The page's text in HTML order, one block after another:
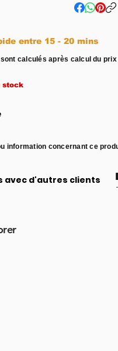
Livraison rapide entre 15 - 20 mins
calculés après calcul du
stock
information concernant ce
avec d'autres clients